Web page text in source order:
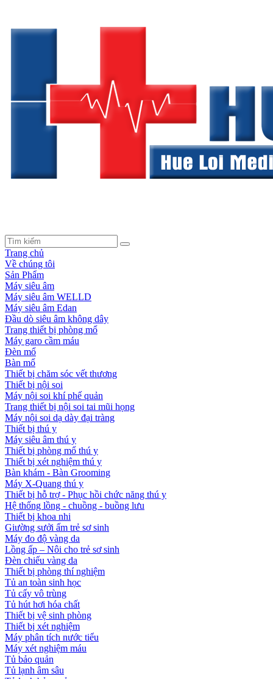
Trang chủ
Về chúng tôi
Sản Phẩm
Máy siêu âm
Máy siêu âm WELLD
Máy siêu âm Edan
Đầu dò siêu âm không dây
Trang thiết bị phòng mổ
Máy garo cầm máu
Đèn mổ
Bàn mổ
Thiết bị chăm sóc vết thương
Thiết bị nội soi
Máy nội soi khí phế quản
Trang thiết bị nội soi tai mũi họng
Máy nội soi dạ dày đại tràng
Thiết bị thú y
Máy siêu âm thú y
Thiết bị phòng mổ thú y
Thiết bị xét nghiệm thú y
Bàn khám - Bàn Grooming
Máy X-Quang thú y
Thiết bị hỗ trợ - Phục hồi chức năng thú y
Hệ thống lồng - chuồng - buồng lưu
Thiết bị khoa nhi
Giường sưởi ấm trẻ sơ sinh
Máy đo độ vàng da
Lồng ấp – Nôi cho trẻ sơ sinh
Đèn chiếu vàng da
Thiết bị phòng thí nghiệm
Tủ an toàn sinh học
Tủ cấy vô trùng
Tủ hút hơi hóa chất
Thiết bị vệ sinh phòng
Thiết bị xét nghiệm
Máy phân tích nước tiểu
Máy xét nghiệm máu
Tủ bảo quản
Tủ lạnh âm sâu